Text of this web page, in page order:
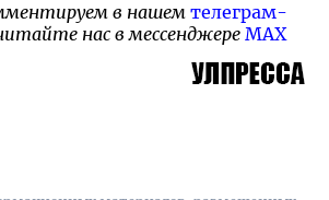
в нашем телеграм-
нас в мессенджере MAX